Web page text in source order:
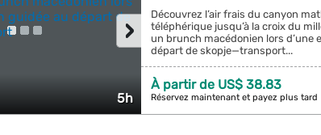
5h
›
Découvrez l’air frais du canyon
téléphérique jusqu’à la croix du
un brunch macédonien lors d’une
départ de skopje—transport...
À partir de US$ 38.83
Réservez maintenant et payez plus tard